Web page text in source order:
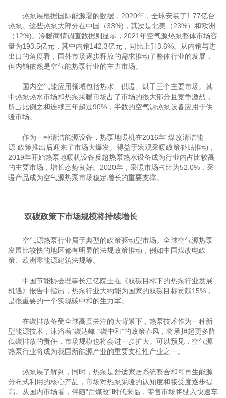
热泵展根据国际能源署的数据，2020年，全球安装了1.77亿台
热泵。这些热泵大部分在中国（33%)，其次是北美（23%）和欧洲
（12%)。冷暖商情调查数据则显示，2021年空气源热泵整体市场容
量为193.5亿元，其中内销142.3亿元，同比上升3.6%。从内销与进
出口的角度看，国外市场逐步释放的需求推动了整体行业的发展，
但内销依然是空气能热泵行业的主力市场。
国内空气能应用领域包括热水、供暖、烘干三个主要市场。其
中热泵热水市场和热泵采暖市场占了市场的很大部分且竞争激烈，
所占比例之和连续三年超过90%，半数的空气源热泵设备应用于供
暖市场。
作为一种清洁能源设备，热泵地暖机在2016年“煤改清洁能
源”政策推出后迎来了市场大爆发。得益于宏观采暖政策补贴推动，
2019年开始热泵地暖机设备反超热泵热水设备成为行业内占比较高
的主要市场，增长态势良好。2020年，采暖市场占比为52.0%，采
暖产品成为空气源热泵市场稳定增长的重要支撑。
双碳政策下市场规模将持续增长
空气源热泵行业属于典型的政策驱动型市场。全球空气源热泵
发展比较快的地区都有明显的法规政策推动，例如中国煤改电政
策、欧洲零能源建筑法规等。
中国节能协会理事长江亿院士在《双碳目标下的热泵行业发展
机遇》报告中指出，热泵行业大约能为国家的双碳目标贡献15%，
是很重要的一个实现碳中和的生力军。
在碳排放备受全球高度关注的大背景下，热泵技术作为一种新
型能源技术，沐浴着“碳达峰”“碳中和”的政策春风，将承担起更多降
低碳排放的责任，市场规模也将会进一步扩大。可以预见，空气源
热泵行业将成为我国新能源产业的重要支柱性产业之一。
热泵展了解到，同时，热泵是舒适家居系统整合和可再生能源
分布式利用的核心产品，市场对热泵采暖的认知度和接受度逐步提
高。从国内市场看，伴随“后煤改”时代来临，零售市场将驶入快速车